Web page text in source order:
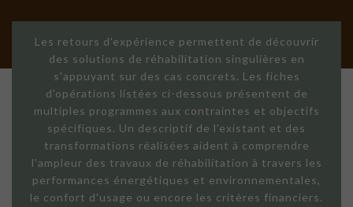
Les retours d'expérience permettent de découvrir
des solutions de réhabilitation singulières en
s'appuyant sur des cas concrets. Les fiches
d'opérations listées ci-dessous présentent de
multiples programmes aux contraintes et objectifs
spécifiques. Un descriptif de l'existant et des
transformations réalisées aident à comprendre
l'ampleur des travaux de réhabilitation à travers les
performances énergétiques et environnementales,
le confort d'usage ou encore les critères financiers.